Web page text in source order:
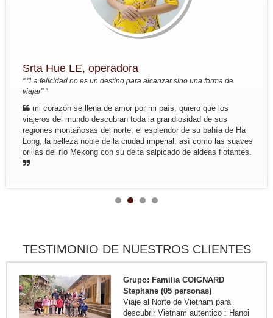
Srta Hue LE, operadora
" "La felicidad no es un destino para alcanzar sino una forma de
viajar" "
mi corazón se llena de amor por mi país, quiero que los
viajeros del mundo descubran toda la grandiosidad de sus
regiones montañosas del norte, el esplendor de su bahía de Ha
Long, la belleza noble de la ciudad imperial, así como las suaves
orillas del río Mekong con su delta salpicado de aldeas flotantes.
TESTIMONIO DE NUESTROS CLIENTES
Resumen : Hanoi - Bahia de Halong
- HoaLu- Pueblo de MaiHich - Tren
nocturno Hue - HoiAn - Saigon - Vinh
Long -...
Del 4oct - al 19 oct 2016: Viaje fuera
de lo commul en el norte de Vietnam
ThacBa - Thong Nguyen - Pueblo
Nam Dam - Meo...
Grupo: Familia MIKOLAJCZAK (07
personas de...
Trayecto en resumen: Saigon -
MyTho - VinhLong ( en casa de
Grupo: Familia de JADOUL (05
Kho Muong - Tam Coc - Vinh -
Grupo: Familia COIGNARD
Stephane (05 personas)
Viaje al Norte de Vietnam para
descubrir Vietnam autentico : Hanoi